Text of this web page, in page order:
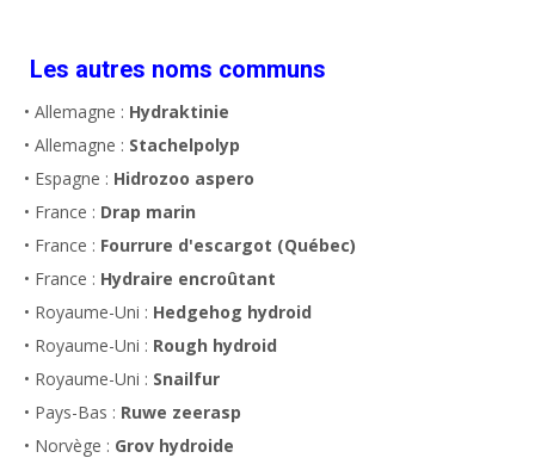
Les autres noms communs
• Allemagne : Hydraktinie
• Allemagne : Stachelpolyp
• Espagne : Hidrozoo aspero
• France : Drap marin
• France : Fourrure d'escargot (Québec)
• France : Hydraire encroûtant
• Royaume-Uni : Hedgehog hydroid
• Royaume-Uni : Rough hydroid
• Royaume-Uni : Snailfur
• Pays-Bas : Ruwe zeerasp
• Norvège : Grov hydroide